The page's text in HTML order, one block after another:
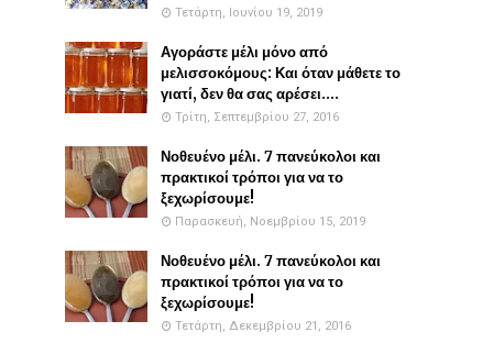
Τετάρτη, Ιουνίου 19, 2019
Αγοράστε μέλι μόνο από
μελισσοκόμους: Και όταν μάθετε το
γιατί, δεν θα σας αρέσει....
Τρίτη, Σεπτεμβρίου 27, 2016
Νοθευένο μέλι. 7 πανεύκολοι και
πρακτικοί τρόποι για να το
ξεχωρίσουμε!
Παρασκευή, Νοεμβρίου 15, 2019
Νοθευένο μέλι. 7 πανεύκολοι και
πρακτικοί τρόποι για να το
ξεχωρίσουμε!
Τετάρτη, Δεκεμβρίου 21, 2016